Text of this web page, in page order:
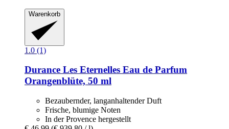
Warenkorb
1.0 (1)
Durance Les Eternelles Eau de Parfum
Orangenblüte, 50 ml
Bezaubernder, langanhaltender Duft
Frische, blumige Noten
In der Provence hergestellt